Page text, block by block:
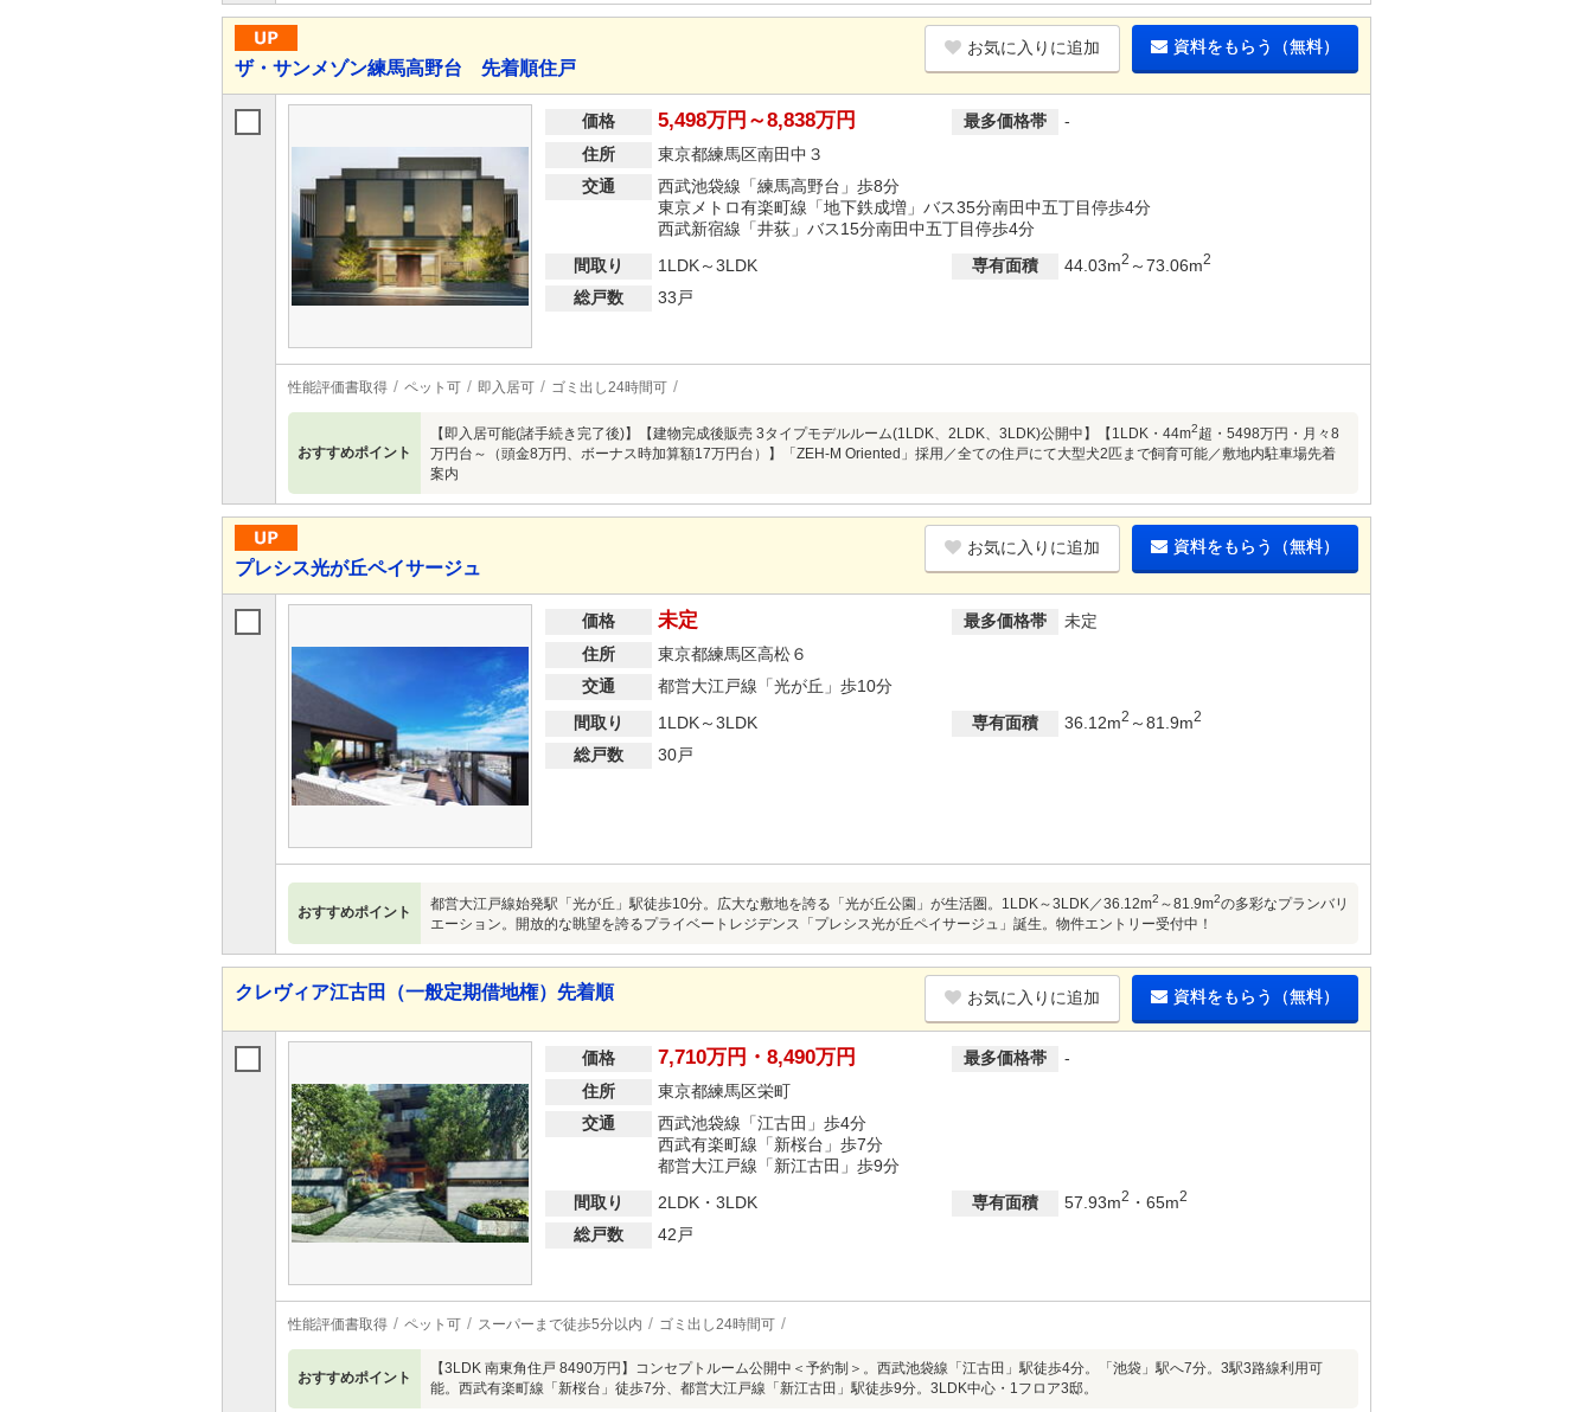
ザ・サンメゾン練馬高野台 先着順住戸
お気に入りに追加 資料をもらう（無料）
価格 5,498万円～8,838万円 最多価格帯
-
住所
東京都練馬区南田中３
交通
西武池袋線「練馬高野台」歩8分
東京メトロ有楽町線「地下鉄成増」バス35分南田中五丁目停歩4分
西武新宿線「井荻」バス15分南田中五丁目停歩4分
間取り
1LDK～3LDK 専有面積 44.03m2 ～73.06m2
総戸数 33戸
性能評価書取得 ペット可 即入居可 ゴミ出し24時間可
おすすめポイント
【即入居可能(諸手続き完了後)】【建物完成後販売 3タイプモデルルーム(1LDK、2LDK、3LDK)公開中】【1LDK・44m2超・5498万円・月々8
万円台～（頭金8万円、ボーナス時加算額17万円台）】「ZEH-M Oriented」採用／全ての住戸にて大型犬2匹まで飼育可能／敷地内駐車場先着
案内
プレシス光が丘ペイサージュ
お気に入りに追加 資料をもらう（無料）
価格 未定 最多価格帯
未定
住所
東京都練馬区高松６
交通
都営大江戸線「光が丘」歩10分
間取り
1LDK～3LDK 専有面積 36.12m2 ～81.9m2
総戸数 30戸
おすすめポイント 都営大江戸線始発駅「光が丘」駅徒歩10分。広大な敷地を誇る「光が丘公園」が生活圏。1LDK～3LDK／36.12m2 ～81.9m2の多彩なプランバリ
エーション。開放的な眺望を誇るプライベートレジデンス「プレシス光が丘ペイサージュ」誕生。物件エントリー受付中！
クレヴィア江古田（一般定期借地権）先着順 お気に入りに追加 資料をもらう（無料）
価格 7,710万円・8,490万円 最多価格帯
-
住所
東京都練馬区栄町
交通
西武池袋線「江古田」歩4分
西武有楽町線「新桜台」歩7分
都営大江戸線「新江古田」歩9分
間取り
2LDK・3LDK 専有面積 57.93m2 ・65m2
総戸数 42戸
性能評価書取得 ペット可 スーパーまで徒歩5分以内 ゴミ出し24時間可
おすすめポイント
【3LDK 南東角住戸 8490万円】コンセプトルーム公開中＜予約制＞。西武池袋線「江古田」駅徒歩4分。「池袋」駅へ7分。3駅3路線利用可
能。西武有楽町線「新桜台」徒歩7分、都営大江戸線「新江古田」駅徒歩9分。3LDK中心・1フロア3邸。